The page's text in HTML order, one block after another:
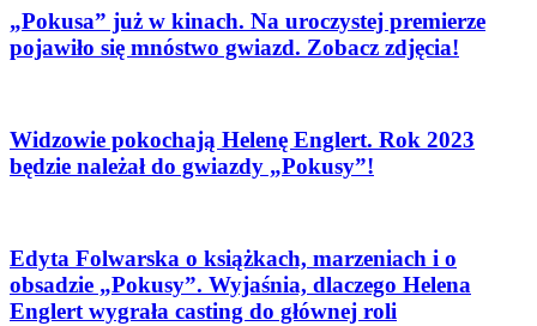
„Pokusa” już w kinach. Na uroczystej premierze
pojawiło się mnóstwo gwiazd. Zobacz zdjęcia!
Widzowie pokochają Helenę Englert. Rok 2023
będzie należał do gwiazdy „Pokusy”!
Edyta Folwarska o książkach, marzeniach i o
obsadzie „Pokusy”. Wyjaśnia, dlaczego Helena
Englert wygrała casting do głównej roli